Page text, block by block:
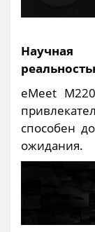
eMeet
способен
ожидания.